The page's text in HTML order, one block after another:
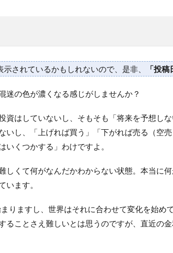
されているかもしれないので、是非、 「投稿
迷の色が濃くなる感じがしませんか？
資はしていないし、そもそも「将来を予想し
いし、「上げれば買う」「下がれば売る（空
いくつかする」わけですよ。
しくて何がなんだかわからない状態。本当に
います。
りますし、世界はそれに合わせて変化を始め
ることさえ難しいとは思うのですが、直近の